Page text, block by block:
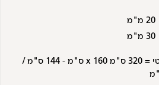
20 מ"מ
30 מ"מ
סטנדרטי = 320 ס"מ x 160 ס"מ - 144 ס"מ /